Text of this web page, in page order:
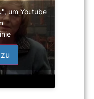
um Youtube